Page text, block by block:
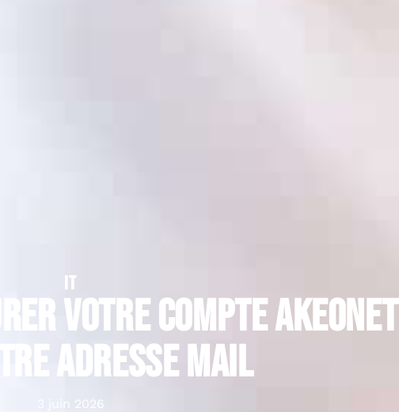
IT
votre compte Akeonet
adresse mail
3 juin 2026